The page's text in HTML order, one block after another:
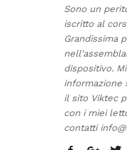
Sono un
iscritto al
Grandissima
dispositivo.
informazione
il sito Viktec
con i miei
contatti